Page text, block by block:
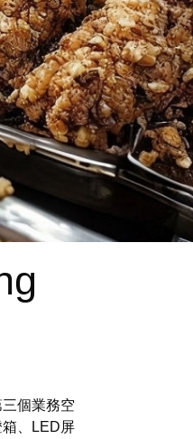
個業務空
箱、LED屏